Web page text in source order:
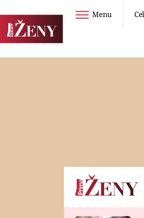
Menu
Horoskopy